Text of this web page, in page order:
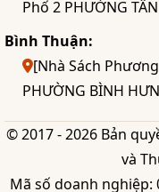
Phố 2 PHƯỜNG
Bình Thuận:
[Nhà Sách
PHƯỜNG BÌNH
© 2017 - 2026 Bản
và
Mã số doanh nghiệp: